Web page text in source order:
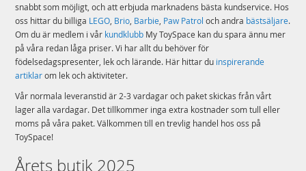
snabbt som möjligt, och att erbjuda marknadens bästa kundservice. Hos
oss hittar du billiga LEGO, Brio, Barbie, Paw Patrol och andra bästsäljare.
Om du är medlem i vår kundklubb My ToySpace kan du spara ännu mer
på våra redan låga priser. Vi har allt du behöver för
födelsedagspresenter, lek och lärande. Här hittar du inspirerande
artiklarom lek och aktiviteter.
Vår normala leveranstid är 2-3 vardagar och paket skickas från vårt
lager alla vardagar. Det tillkommer inga extra kostnader som tull eller
moms på våra paket. Välkommen till en trevlig handel hos oss på
ToySpace!
Årets butik 2025